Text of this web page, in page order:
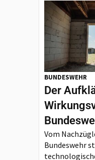
BUNDESWEHR
Der
Vom
Bundeswehr